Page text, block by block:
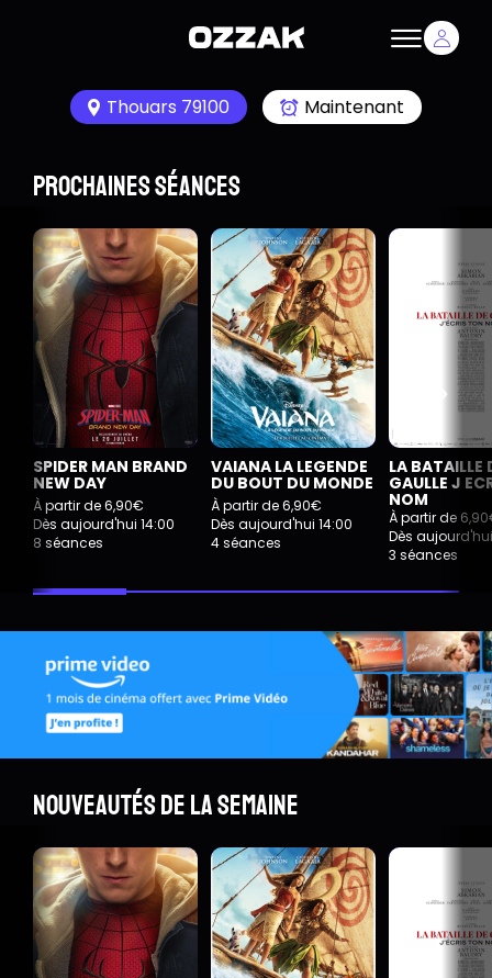
Thouars 79100 Maintenant
Prochaines séances
SPIDER MAN BRAND
NEW DAY
À partir de 6,90€
Dès aujourd'hui 14:00
8 séances
VAIANA LA LEGENDE
DU BOUT DU MONDE
À partir de 6,90€
Dès aujourd'hui 14:00
4 séances
LA BATAILLE
GAULLE J
NOM
À partir de
Dès
3 séances
Nouveautés de la semaine